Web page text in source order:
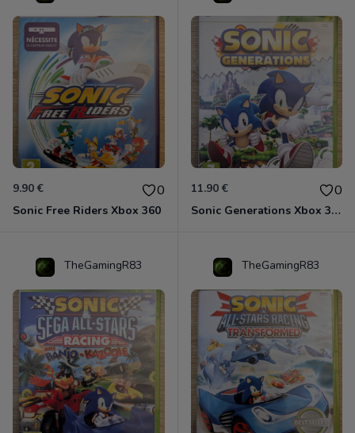
9.90 € 0
Sonic Free Riders Xbox 360
11.90 € 0
Sonic Generations Xbox 360
TheGamingR83 TheGamingR83